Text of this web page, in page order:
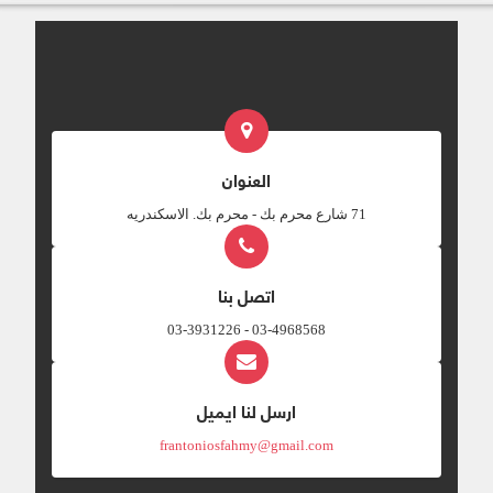
(عابد الله) . + كان والده يونانيا وأمه وجدته
يهوديتان تحفظان الكتب المقدسة ، كما كان
بولس في رحلته التبشيرية الأولي في لسترة
في كورة ليكاؤنية . + كان تيموثاوس رفيقا
لبولس فى معظم أسفاره وقد خلع عليه بولس
ألقابا عظيمة (ابن - الابن الصريح - الابن
1 ، في 1 : 1 ، فل 1 ) . تاريخ كتابتها : + حوالي
عام 64 م او65 م بعد انطلاقه من السجن الأول
وقد كتب رسالة تيموثاوس الأولى فى مقدونية
، ويقول فيها انه أسير ويتوقع أن يستشهد
8).
العنوان
‎71 شارع محرم بك - محرم بك. الاسكندريه
اتصل بنا
03-4968568 - 03-3931226
ارسل لنا ايميل
frantoniosfahmy@gmail.com